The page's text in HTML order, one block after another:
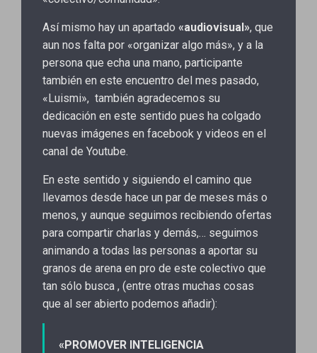
Así mismo hay un apartado «audiovisual», que
aun nos falta por «organizar algo más», y a la
persona que echa una mano, participante
también en este encuentro del mes pasado,
«Luismi», también agradecemos su
dedicación en este sentido pues ha colgado
nuevas imágenes en facebook y videos en el
canal de Youtube.
En este sentido y siguiendo el camino que
llevamos desde hace un par de meses más o
menos, y aunque seguimos recibiendo ofertas
para compartir charlas y demás,… seguimos
animando a todas las personas a aportar su
granos de arena en pro de este colectivo que
tan sólo busca , (entre otras muchas cosas
que al ser abierto podemos añadir):
«PROMOVER INTELIGENCIA